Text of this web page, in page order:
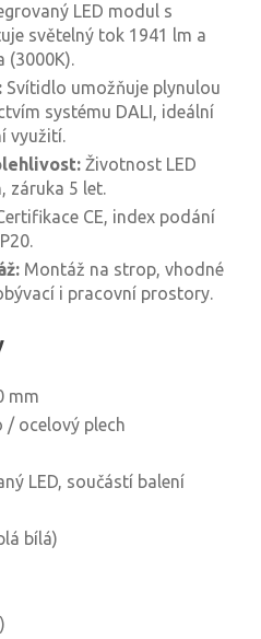
LED modul s
světelný tok 1941 lm a
(3000K).
Svítidlo umožňuje plynulou
systému DALI, ideální
využití.
Životnost LED
záruka 5 let.
CE, index podání
Montáž na strop, vhodné
i pracovní prostory.
mm
/ ocelový plech
LED, součástí balení
bílá)